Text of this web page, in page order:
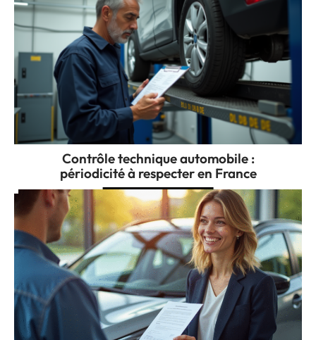
Contrôle technique automobile :
périodicité à respecter en France